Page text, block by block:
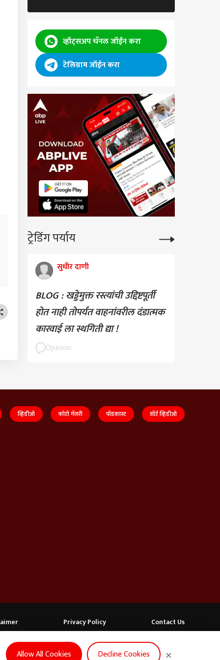
व्हॉट्सअप चॅनल जॉईन करा
टेलिग्राम जॉईन करा
ट्रेडिंग पर्याय
सुधीर दाणी
BLOG : खड्डेमुक्त रस्त्यांची उद्दिष्टपूर्ती
होत नाही तोपर्यंत वाहनांवरील दंडात्मक
कारवाई ला स्थगिती द्या !
Opinion
नेत्याचा गंभीर आरोप
व्हिडीओ फोटो गॅलरी पॉडकास्ट शॉर्ट व्हिडीओ
Privacy Policy
Contact Us
FOLLOW US
Allow All Cookies Decline Cookies